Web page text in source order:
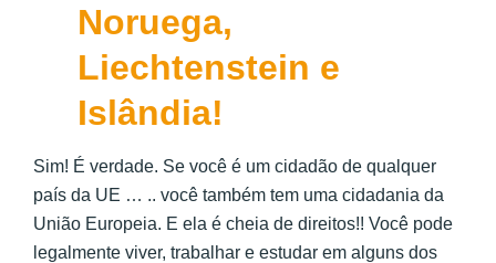
Noruega,
Liechtenstein e
Islândia!
Sim! É verdade. Se você é um cidadão de qualquer
país da UE … .. você também tem uma cidadania da
União Europeia. E ela é cheia de direitos!! Você pode
legalmente viver, trabalhar e estudar em alguns dos